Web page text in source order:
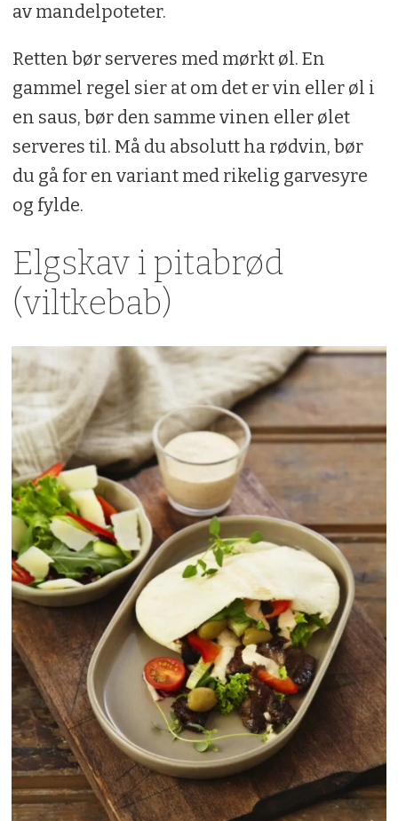
av mandelpoteter.
Retten bør serveres med mørkt øl. En
gammel regel sier at om det er vin eller øl i
en saus, bør den samme vinen eller ølet
serveres til. Må du absolutt ha rødvin, bør
du gå for en variant med rikelig garvesyre
og fylde.
Elgskav i pitabrød
(viltkebab)